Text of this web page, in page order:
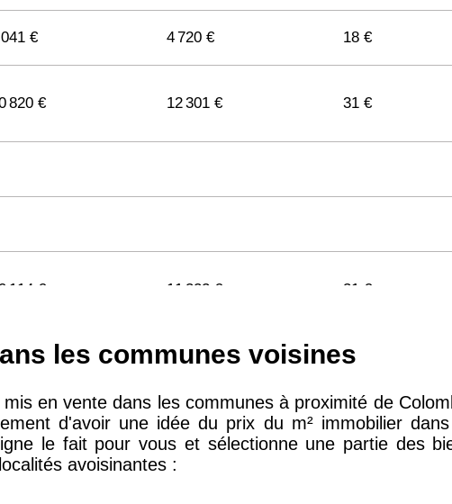
€ 4 720 € 18 €
820 € 12 301 € 31 €
114 € 11 322 € 31 €
€ 11 141 € 29 €
231 € 10 415 € 28 €
les communes voisines
en vente dans les communes à proximité de
d'avoir une idée du prix du m² immobilier
le fait pour vous et sélectionne une partie des
avoisinantes :